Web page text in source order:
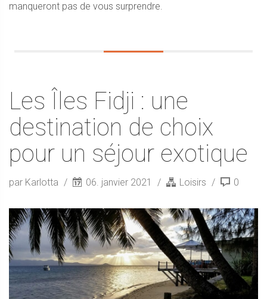
manqueront pas de vous surprendre.
Les Îles Fidji : une
destination de choix
pour un séjour exotique
par Karlotta 06. janvier 2021 Loisirs 0